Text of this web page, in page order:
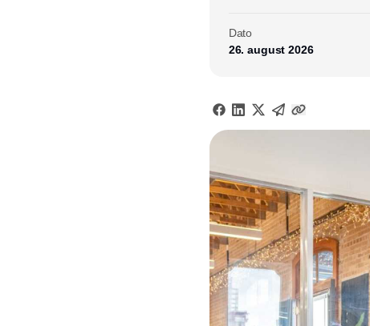
Dato
26. august 2026